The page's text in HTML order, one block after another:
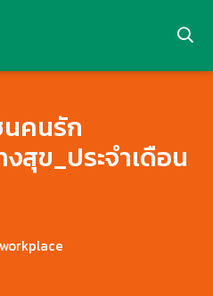
คนรัก
สุข_ประจำเดือน